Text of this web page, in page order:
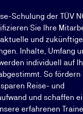
Schulung der TÜV
Sie Ihre
und zukünftige
Inhalte, Umfang
individuell auf
So fördern
Reise- und
und schaffen
erfahrenen